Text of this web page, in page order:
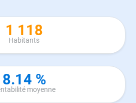
1 118
Habitants
8.14 %
moyenne